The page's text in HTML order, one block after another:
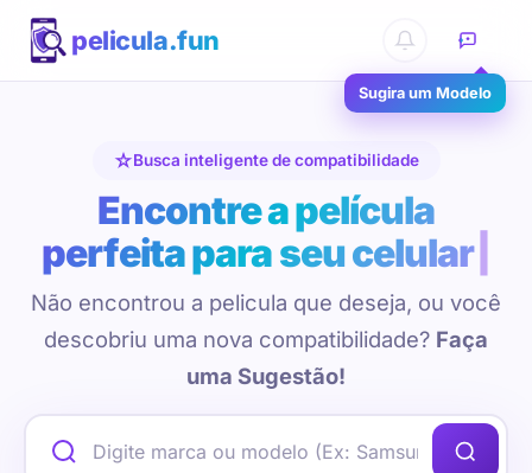
pelicula.fun
Sugira um Modelo
Busca inteligente de compatibilidade
Encontre a película
perfeita para seu celular
Não encontrou a pelicula que deseja, ou você
descobriu uma nova compatibilidade? Faça
uma Sugestão!